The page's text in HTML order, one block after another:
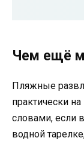
Чем ещё
Пляжные
практически
словами, если
водной